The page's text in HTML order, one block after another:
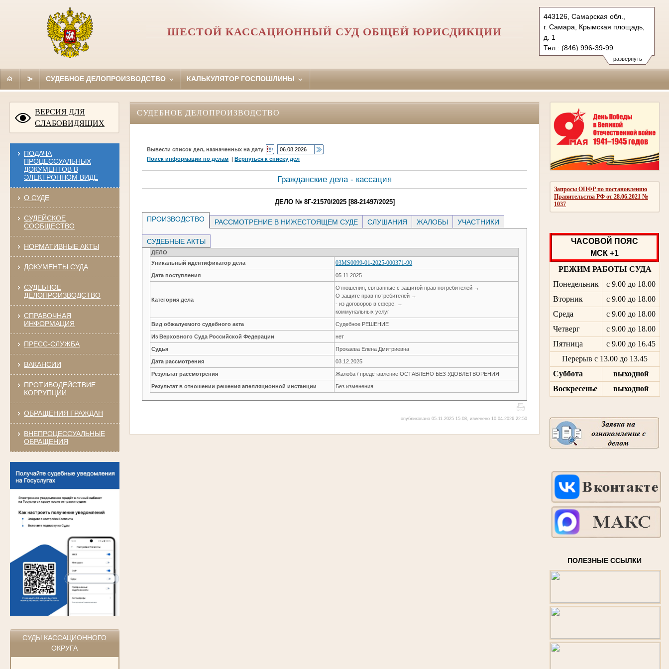
развернуть
443126, Самарская обл.,
г. Самара, Крымская площадь,
д. 1
Тел.: (846) 996-39-99
6kas@sudrf.ru
схема проезда
ШЕСТОЙ КАССАЦИОННЫЙ СУД ОБЩЕЙ ЮРИСДИКЦИИ
СУДЕБНОЕ ДЕЛОПРОИЗВОДСТВО КАЛЬКУЛЯТОР ГОСПОШЛИНЫ
ВЕРСИЯ ДЛЯ
СЛАБОВИДЯЩИХ
ПОДАЧА
ПРОЦЕССУАЛЬНЫХ
ДОКУМЕНТОВ В
ЭЛЕКТРОННОМ ВИДЕ
О СУДЕ
СУДЕЙСКОЕ
СООБЩЕСТВО
НОРМАТИВНЫЕ АКТЫ
ДОКУМЕНТЫ СУДА
СУДЕБНОЕ
ДЕЛОПРОИЗВОДСТВО
СПРАВОЧНАЯ
ИНФОРМАЦИЯ
ПРЕСС-СЛУЖБА
ВАКАНСИИ
ПРОТИВОДЕЙСТВИЕ
КОРРУПЦИИ
ОБРАЩЕНИЯ ГРАЖДАН
ВНЕПРОЦЕССУАЛЬНЫЕ
ОБРАЩЕНИЯ
СУДЫ КАССАЦИОННОГО
ОКРУГА
Запросы ОПФР по постановлению
Правительства РФ от 28.06.2021 №
1037
ЧАСОВОЙ ПОЯС
МСК +1
РЕЖИМ РАБОТЫ СУДА
Понедельник
с 9.00 до 18.00
Вторник
с 9.00 до 18.00
Среда
с 9.00 до 18.00
Четверг
с 9.00 до 18.00
Пятница
с 9.00 до 16.45
Перерыв с 13.00 до 13.45
Суббота
выходной
Воскресенье
выходной
ПОЛЕЗНЫЕ ССЫЛКИ
СУДЕБНОЕ ДЕЛОПРОИЗВОДСТВО
Вывести список дел, назначенных на дату
Поиск информации по делам |Вернуться к списку дел
Гражданские дела - кассация
ДЕЛО № 8Г-21570/2025 [88-21497/2025]
ПРОИЗВОДСТВО РАССМОТРЕНИЕ В НИЖЕСТОЯЩЕМ СУДЕ СЛУШАНИЯ ЖАЛОБЫ УЧАСТНИКИ
СУДЕБНЫЕ АКТЫ
ДЕЛО
Уникальный идентификатор дела
03MS0099-01-2025-000371-90
Дата поступления 05.11.2025
Категория дела
Отношения, связанные с защитой прав потребителей →
О защите прав потребителей →
- из договоров в сфере: →
коммунальных услуг
Вид обжалуемого судебного акта Судебное РЕШЕНИЕ
Из Верховного Суда Российской Федерации нет
Судья Прокаева Елена Дмитриевна
Дата рассмотрения 03.12.2025
Результат рассмотрения Жалоба / представление ОСТАВЛЕНО БЕЗ УДОВЛЕТВОРЕНИЯ
Результат в отношении решения апелляционной инстанции Без изменения
опубликовано 05.11.2025 15:08, изменено 10.04.2026 22:50